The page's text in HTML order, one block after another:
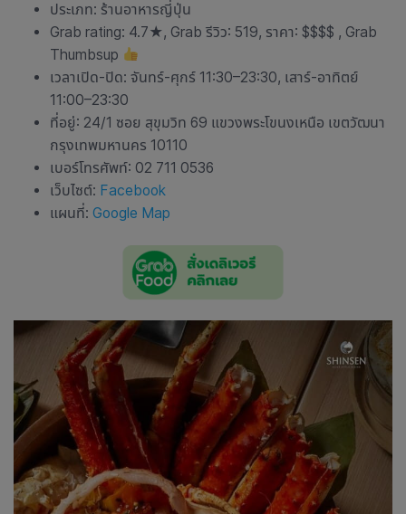
ประเภท: ร้านอาหารญี่ปุ่น
Grab rating: 4.7★, Grab รีวิว: 519, ราคา: $$$$ , Grab
Thumbsup
เวลาเปิด-ปิด: จันทร์-ศุกร์ 11:30–23:30, เสาร์-อาทิตย์
11:00–23:30
ที่อยู่: 24/1 ซอย สุขุมวิท 69 แขวงพระโขนงเหนือ เขตวัฒนา
กรุงเทพมหานคร 10110
เบอร์โทรศัพท์: 02 711 0536
เว็บไซต์: Facebook
แผนที่: Google Map